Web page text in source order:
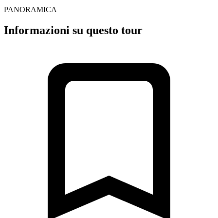
PANORAMICA
Informazioni su questo tour